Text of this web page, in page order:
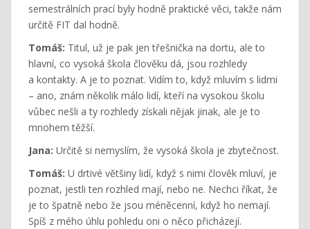
semestrálních prací byly hodně praktické věci, takže nám
určitě FIT dal hodně.
Tomáš: Titul, už je pak jen třešnička na dortu, ale to
hlavní, co vysoká škola člověku dá, jsou rozhledy
a kontakty. A je to poznat. Vidím to, když mluvím s lidmi
– ano, znám několik málo lidí, kteří na vysokou školu
vůbec nešli a ty rozhledy získali nějak jinak, ale je to
mnohem těžší.
Jana: Určitě si nemyslím, že vysoká škola je zbytečnost.
Tomáš: U drtivé většiny lidí, když s nimi člověk mluví, je
poznat, jestli ten rozhled mají, nebo ne. Nechci říkat, že
je to špatně nebo že jsou méněcenní, když ho nemají.
Spíš z mého úhlu pohledu oni o něco přicházejí.